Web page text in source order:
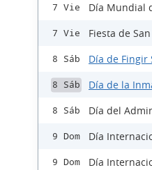
7 Vie Día Mundial
7 Vie Fiesta de
8 Sáb Día de Fingir
8 Sáb Día de la
8 Sáb Día del
9 Dom Día
9 Dom Día